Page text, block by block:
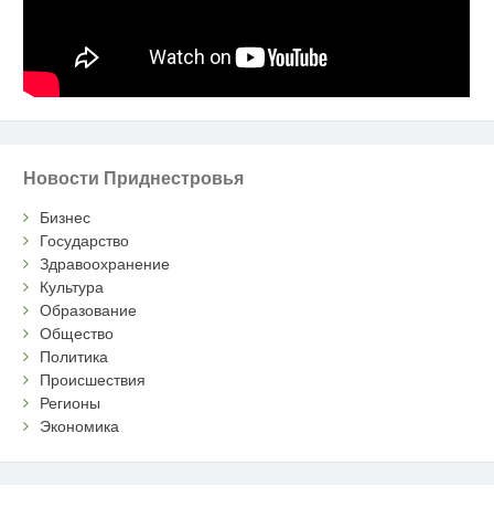
Новости Приднестровья
Бизнес
Государство
Здравоохранение
Культура
Образование
Общество
Политика
Происшествия
Регионы
Экономика